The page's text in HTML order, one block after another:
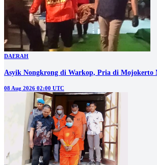
DAERAH
Asyik Nongkrong di Warkop, Pria di Mojokerto
08 Aug 2026 02:00 UTC